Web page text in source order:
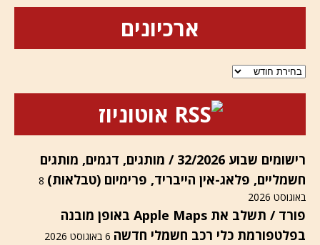
ארכיונים
ארכיונים
אוטוניוז
רישומים שבוע 32/2026 / מותגים, דגמים, מותגים
חשמליים, פלאג-אין הייבריד, פרימיום (טבלאות) 8
באוגוסט 2026
פורד / תשלב את Apple Maps באופן מובנה
בפלטפורמת כלי רכב חשמלי חדשה 6 באוגוסט 2026